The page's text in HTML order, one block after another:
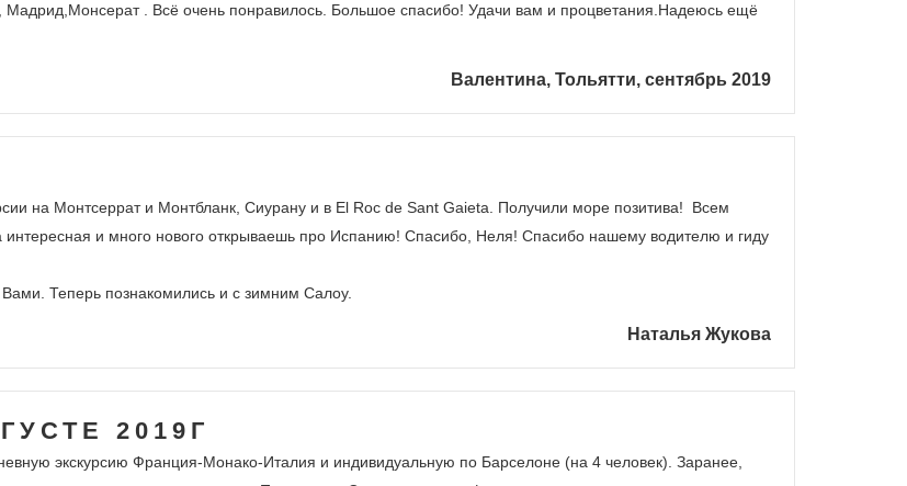
Мадрид,Монсерат . Всё очень понравилось. Большое спасибо! Удачи вам и процветания.Надеюсь ещё
Валентина, Тольятти, сентябрь 2019
на Монтсеррат и Монтбланк, Сиурану и в El Roc de Sant Gaieta. Получили море позитива! Всем
интересная и много нового открываешь про Испанию! Спасибо, Неля! Спасибо нашему водителю и гиду
Теперь познакомились и с зимним Салоу.
Наталья Жукова
2019Г
экскурсию Франция-Монако-Италия и индивидуальную по Барселоне (на 4 человек). Заранее,